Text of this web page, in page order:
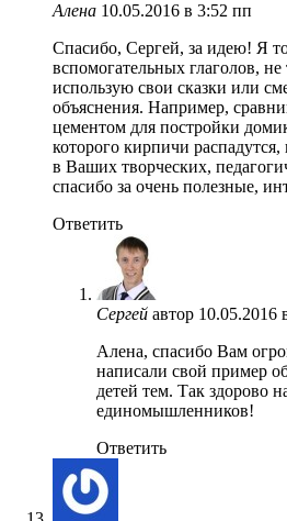
Алена 10.05.2016 в 3:52 пп
Спасибо, Сергей, за идею! Я
вспомогательных глаголов,
использую свои сказки или
объяснения. Например,
цементом для постройки
которого кирпичи
в Ваших творческих,
спасибо за очень полезные,
Ответить
Сергей автор 10.05.2016
Алена, спасибо Вам
написали свой пример
детей тем. Так здорово
единомышленников!
Ответить